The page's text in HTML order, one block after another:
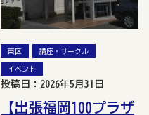
東区 講座・サークル
イベント
投稿日：2026年5月31日
【出張福岡100プラザ